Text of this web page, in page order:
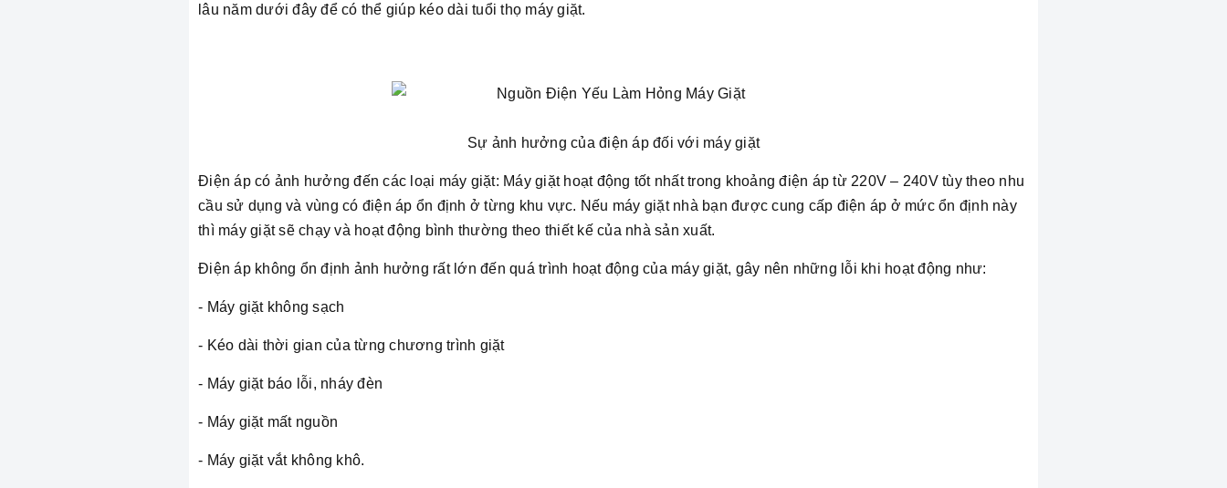
lâu năm dưới đây để có thể giúp kéo dài tuổi thọ máy giặt.
Sự ảnh hưởng của điện áp đối với máy giặt
Điện áp có ảnh hưởng đến các loại máy giặt: Máy giặt hoạt động tốt nhất trong khoảng điện áp từ 220V – 240V tùy theo nhu
cầu sử dụng và vùng có điện áp ổn định ở từng khu vực. Nếu máy giặt nhà bạn được cung cấp điện áp ở mức ổn định này
thì máy giặt sẽ chạy và hoạt động bình thường theo thiết kế của nhà sản xuất.
Điện áp không ổn định ảnh hưởng rất lớn đến quá trình hoạt động của máy giặt, gây nên những lỗi khi hoạt động như:
- Máy giặt không sạch
- Kéo dài thời gian của từng chương trình giặt
- Máy giặt báo lỗi, nháy đèn
- Máy giặt mất nguồn
- Máy giặt vắt không khô.